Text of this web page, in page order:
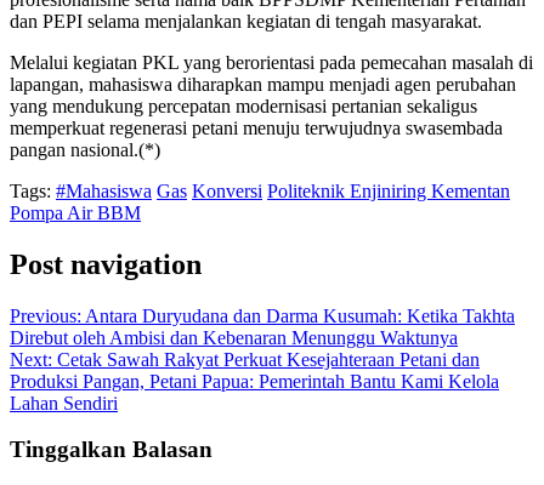
dan PEPI selama menjalankan kegiatan di tengah masyarakat.
Melalui kegiatan PKL yang berorientasi pada pemecahan masalah di
lapangan, mahasiswa diharapkan mampu menjadi agen perubahan
yang mendukung percepatan modernisasi pertanian sekaligus
memperkuat regenerasi petani menuju terwujudnya swasembada
pangan nasional.(*)
Tags: #Mahasiswa Gas Konversi Politeknik Enjiniring Kementan
Pompa Air BBM
Post navigation
Previous: Antara Duryudana dan Darma Kusumah: Ketika Takhta
Direbut oleh Ambisi dan Kebenaran Menunggu Waktunya
Next: Cetak Sawah Rakyat Perkuat Kesejahteraan Petani dan
Produksi Pangan, Petani Papua: Pemerintah Bantu Kami Kelola
Lahan Sendiri
Tinggalkan Balasan